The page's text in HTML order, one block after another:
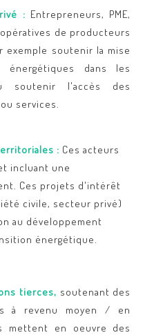
: Entrepreneurs, PME,
de producteurs
soutenir la mise
dans les
soutenir l'accès des
services.
: Ces acteurs
incluant une
Ces projets d'intérêt
civile, secteur privé)
au développement
énergétique.
tierces, soutenant des
à revenu moyen / en
mettent en oeuvre des